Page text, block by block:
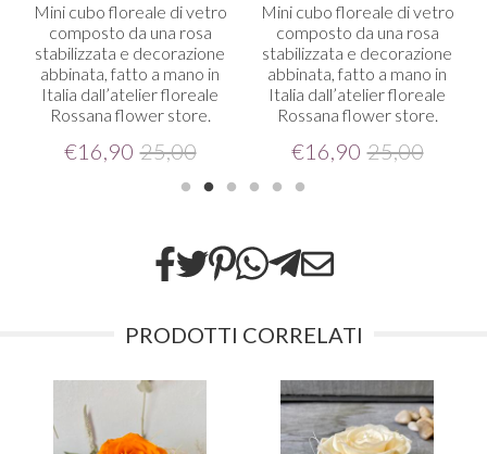
Mini cubo floreale di vetro
composto da una rosa
stabilizzata e decorazione
abbinata, fatto a mano in
Italia dall’atelier floreale
Rossana flower store.
€16,90 25,00
Mini cubo floreale di vetro
composto da una rosa
stabilizzata e decorazione
abbinata, fatto a mano in
Italia dall’atelier floreale
Rossana flower store.
€16,90 25,00
PRODOTTI CORRELATI